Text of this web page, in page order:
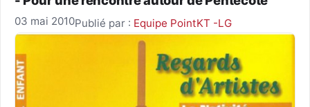
03 mai 2010Publié par : Equipe PointKT -LG